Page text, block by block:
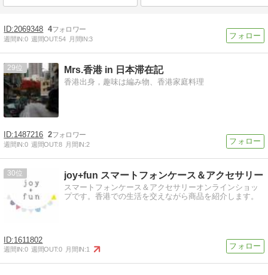
2069348 4
週間IN:0 週間OUT:54 月間IN:3
29 Mrs.香港 in 日本滞在記
香港出身，趣味は編み物、香港家庭料理
1487216 2
週間IN:0 週間OUT:8 月間IN:2
30 joy+fun スマートフォンケース＆アクセサリー
スマートフォンケース＆アクセサリーオンラインショッ
プです。香港での生活を交えながら商品を紹介します。
1611802
週間IN:0 週間OUT:0 月間IN:1